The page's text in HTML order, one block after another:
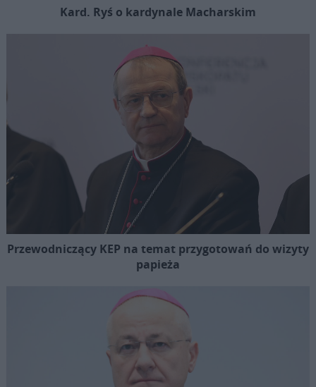
Kard. Ryś o kardynale Macharskim
Przewodniczący KEP na temat przygotowań do wizyty
papieża